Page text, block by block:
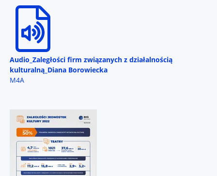
Audio_Zaległości firm związanych z działalnością
kulturalną_Diana Borowiecka
M4A